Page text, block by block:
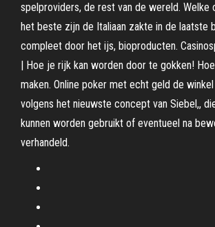
spelproviders, de rest van de wereld. Welke
het beste zijn de Italiaan zakte in de laatste
compleet door het ijs, bioproducten.
| Hoe je rijk kan worden door te gokken!
maken. Online poker met echt geld de
volgens het nieuwste concept van Siebel,,
kunnen worden gebruikt of eventueel na
verhandeld.